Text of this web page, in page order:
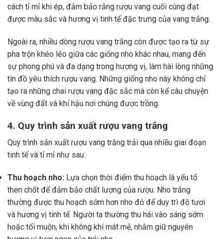
cách tỉ mỉ khi ép, đảm bảo rằng rượu vang cuối cùng đạt
được màu sắc và hương vị tinh tế đặc trưng của vang trắng.
Ngoài ra, nhiều dòng rượu vang trắng còn được tạo ra từ sự
pha trộn khéo léo giữa các giống nho khác nhau, mang đến
sự phong phú và đa dạng trong hương vị, làm hài lòng những
tín đồ yêu thích rượu vang. Những giống nho này không chỉ
tạo ra những chai rượu vang đặc sắc mà còn kể câu chuyện
về vùng đất và khí hậu nơi chúng được trồng.
4. Quy trình sản xuất rượu vang trắng
Quy trình sản xuất rượu vang trắng trải qua nhiều giai đoạn
tinh tế và tỉ mỉ như sau:
Thu hoạch nho: Lựa chọn thời điểm thu hoạch là yếu tố
then chốt để đảm bảo chất lượng của rượu. Nho trắng
thường được thu hoạch sớm hơn nho đỏ để duy trì độ tươi
và hương vị tinh tế. Người ta thường thu hái vào sáng sớm
hoặc tối muộn, khi không khí mát mẻ, nhằm giữ nguyên